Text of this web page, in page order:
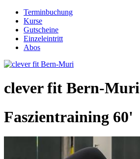
Terminbuchung
Kurse
Gutscheine
Einzeleintritt
Abos
clever fit Bern-Muri
Faszientraining 60'